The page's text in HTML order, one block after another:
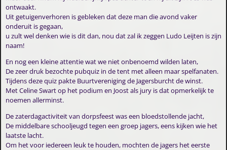
ontwaakt.
Uit getuigenverhoren is gebleken dat deze man die avond vaker
onderuit is gegaan,
u zult wel denken wie is dit dan, nou dat zal ik zeggen Ludo Leijten is zijn
naam!
En nog een kleine attentie wat we niet onbenoemd wilden laten,
De zeer druk bezochte pubquiz in de tent met alleen maar spelfanaten.
Tijdens deze quiz pakte Buurtvereniging de Jagersburcht de winst.
Met Celine Swart op het podium en Joost als jury is dat opmerkelijk te
noemen allerminst.
De zaterdagactiviteit van dorpsfeest was een bloedstollende jacht,
De middelbare schooljeugd tegen een groep jagers, eens kijken wie het
laatste lacht.
Om het voor iedereen leuk te houden, mochten de jagers het eerste